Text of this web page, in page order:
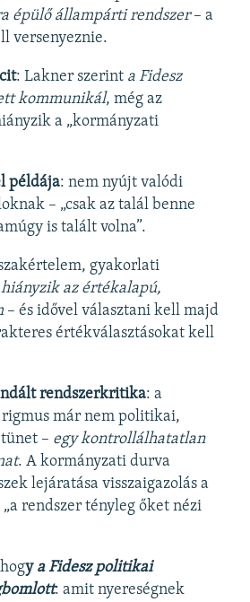
épülő állampárti rendszer– a
versenyeznie.
: Lakner szerint a Fidesz
kommunikál, még az
a „kormányzati
példája: nem nyújt valódi
– „csak az talál benne
is talált volna”.
gyakorlati
az értékalapú,
– és idővel választani kell majd
értékválasztásokat kell
rendszerkritika: a
rigmus már nem politikai,
– egy kontrollálhatatlan
. A kormányzati durva
lejáratása visszaigazolás a
rendszer tényleg őket nézi
y a Fidesz politikai
: amit nyereségnek